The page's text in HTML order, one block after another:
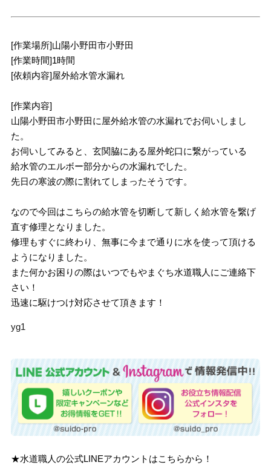
[作業場所]山陽小野田市小野田
[作業時間]1時間
[依頼内容]屋外給水管水漏れ
[作業内容]
山陽小野田市小野田に屋外給水管の水漏れでお伺いしまし
た。
お伺いしてみると、玄関脇にある屋外蛇口に繋がっている
給水管のエルボー部分からの水漏れでした。
先日の寒波の際に割れてしまったそうです。
なので今回はこちらの給水管を切断して新しく給水管を繋げ
直す修理となりました。
修理もすぐに終わり、無事に今まで通りに水を使って頂ける
ようになりました。
また何かお困りの際はいつでもやまぐち水道職人にご連絡下
さい！
迅速に駆けつけ対応させて頂きます！
yg1
★水道職人の公式LINEアカウントはこちらから！